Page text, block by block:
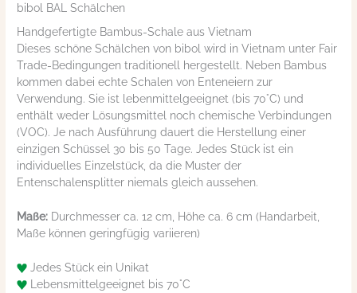
bibol BAL Schälchen
Handgefertigte Bambus-Schale aus Vietnam
Dieses schöne Schälchen von bibol wird in Vietnam unter Fair
Trade-Bedingungen traditionell hergestellt. Neben Bambus
kommen dabei echte Schalen von Enteneiern zur
Verwendung. Sie ist lebenmittelgeeignet (bis 70°C) und
enthält weder Lösungsmittel noch chemische Verbindungen
(VOC). Je nach Ausführung dauert die Herstellung einer
einzigen Schüssel 30 bis 50 Tage. Jedes Stück ist ein
individuelles Einzelstück, da die Muster der
Entenschalensplitter niemals gleich aussehen.
Maße: Durchmesser ca. 12 cm, Höhe ca. 6 cm (Handarbeit,
Maße können geringfügig variieren)
Jedes Stück ein Unikat
Lebensmittelgeeignet bis 70°C